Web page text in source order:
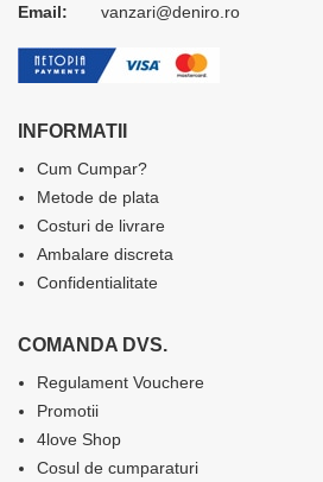
Email:
vanzari@deniro.ro
INFORMATII
Cum Cumpar?
Metode de plata
Costuri de livrare
Ambalare discreta
Confidentialitate
COMANDA DVS.
Regulament Vouchere
Promotii
4love Shop
Cosul de cumparaturi